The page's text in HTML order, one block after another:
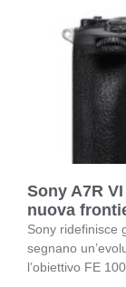
Sony A7R
nuova
Sony ridefinisce
segnano
l’obiettivo FE